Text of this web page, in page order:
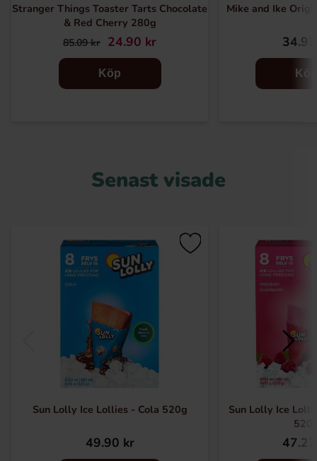
Stranger Things Toaster Tarts Chocolate
& Red Cherry 280g
85.09 kr 24.90 kr
Köp
Mike and Ike
Köp
Senast visade
Sun Lolly Ice Lollies - Cola 520g
49.90 kr
Sun Lolly Ice